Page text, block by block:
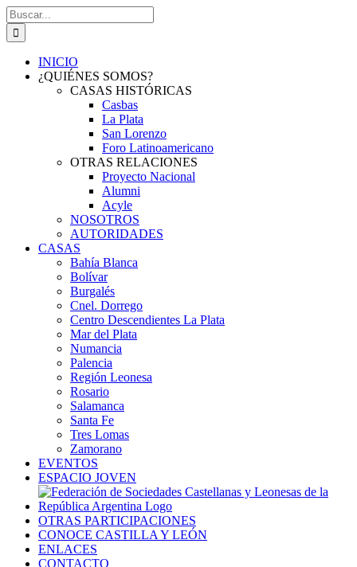
Saltar
al
contenido
Buscar:
INICIO
¿QUIÉNES SOMOS?
CASAS HISTÓRICAS
Casbas
La Plata
San Lorenzo
Foro Latinoamericano
OTRAS RELACIONES
Proyecto Nacional
Alumni
Acyle
NOSOTROS
AUTORIDADES
CASAS
Bahía Blanca
Bolívar
Burgalés
Cnel. Dorrego
Centro Descendientes La Plata
Mar del Plata
Numancia
Palencia
Región Leonesa
Rosario
Salamanca
Santa Fe
Tres Lomas
Zamorano
EVENTOS
ESPACIO JOVEN
OTRAS PARTICIPACIONES
CONOCE CASTILLA Y LEÓN
ENLACES
CONTACTO